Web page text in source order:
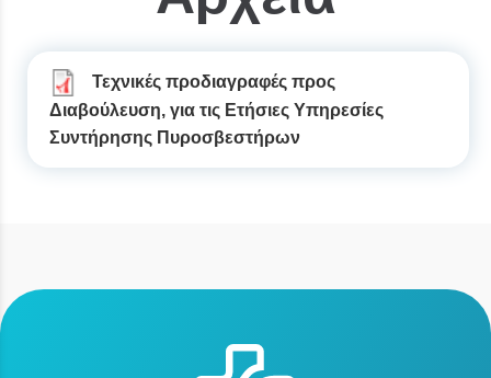
Τεχνικές προδιαγραφές προς
Διαβούλευση, για τις Ετήσιες Υπηρεσίες
Συντήρησης Πυροσβεστήρων